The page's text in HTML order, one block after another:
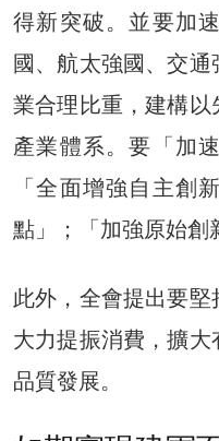
得新突破。並要加
國、航太強國、交
業合理比重，建構
產業體系。要「加
「全面增強自主創
點」；「加強原始創
此外，全會提出要堅
大力提振消費，擴
品質發展。